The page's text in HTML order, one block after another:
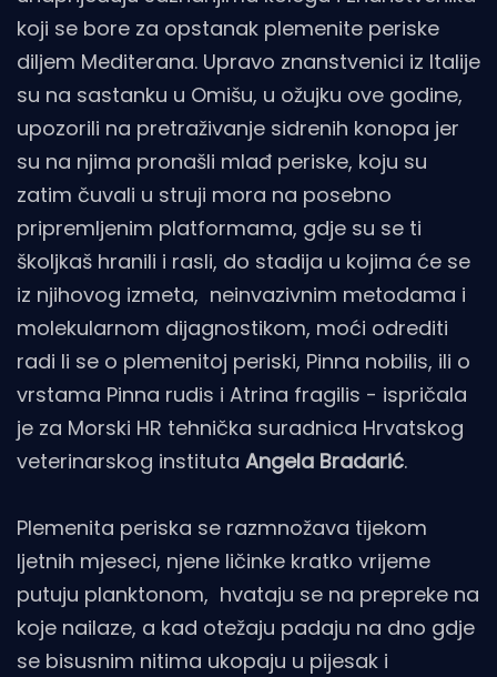
koji se bore za opstanak plemenite periske
diljem Mediterana. Upravo znanstvenici iz Italije
su na sastanku u Omišu, u ožujku ove godine,
upozorili na pretraživanje sidrenih konopa jer
su na njima pronašli mlađ periske, koju su
zatim čuvali u struji mora na posebno
pripremljenim platformama, gdje su se ti
školjkaš hranili i rasli, do stadija u kojima će se
iz njihovog izmeta, neinvazivnim metodama i
molekularnom dijagnostikom, moći odrediti
radi li se o plemenitoj periski, Pinna nobilis, ili o
vrstama Pinna rudis i Atrina fragilis - ispričala
je za Morski HR tehnička suradnica Hrvatskog
veterinarskog instituta Angela Bradarić.
Plemenita periska se razmnožava tijekom
ljetnih mjeseci, njene ličinke kratko vrijeme
putuju planktonom, hvataju se na prepreke na
koje nailaze, a kad otežaju padaju na dno gdje
se bisusnim nitima ukopaju u pijesak i